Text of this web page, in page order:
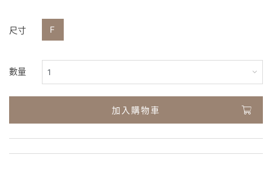
尺寸 F
數量
加入購物車